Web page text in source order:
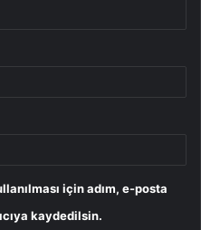
için adım, e-posta
kaydedilsin.